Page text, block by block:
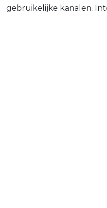
gebruikelijke kanalen.